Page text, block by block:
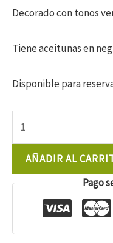
Decorado con tonos
Tiene aceitunas en
Disponible para
artesanal
pequeño
con
madera
AÑADIR AL
Pago